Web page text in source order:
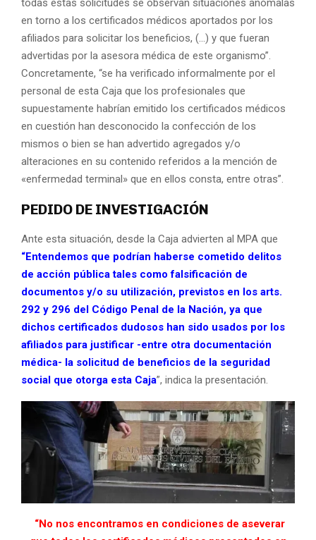
todas estas solicitudes se observan situaciones anómalas
en torno a los certificados médicos aportados por los
afiliados para solicitar los beneficios, (…) y que fueran
advertidas por la asesora médica de este organismo”.
Concretamente, “se ha verificado informalmente por el
personal de esta Caja que los profesionales que
supuestamente habrían emitido los certificados médicos
en cuestión han desconocido la confección de los
mismos o bien se han advertido agregados y/o
alteraciones en su contenido referidos a la mención de
«enfermedad terminal» que en ellos consta, entre otras”.
PEDIDO DE INVESTIGACIÓN
Ante esta situación, desde la Caja advierten al MPA que
“Entendemos que podrían haberse cometido delitos
de acción pública tales como falsificación de
documentos y/o su utilización, previstos en los arts.
292 y 296 del Código Penal de la Nación, ya que
dichos certificados dudosos han sido usados por los
afiliados para justificar -entre otra documentación
médica- la solicitud de beneficios de la seguridad
social que otorga esta Caja”, indica la presentación.
“No nos encontramos en condiciones de aseverar